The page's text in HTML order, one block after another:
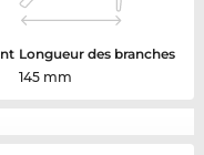
Longueur des branches
145 mm